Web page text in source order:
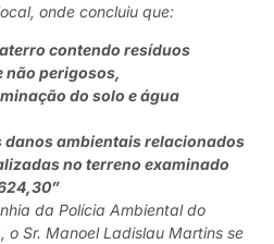
onde concluiu que:
contendo resíduos
não perigosos,
do solo e água
danos ambientais relacionados
no terreno examinado
da Polícia Ambiental do
o Sr. Manoel Ladislau Martins se